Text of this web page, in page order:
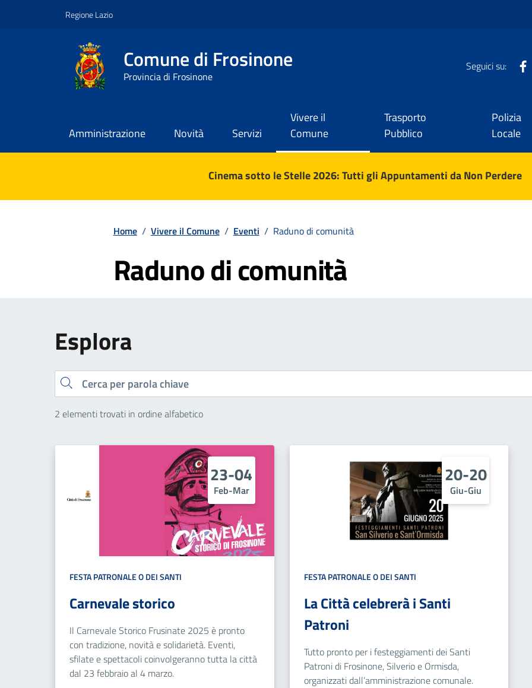
Regione Lazio
Comune di Frosinone
Provincia di Frosinone
Seguici su:
Amministrazione Novità Servizi
Vivere il
Comune
Trasporto
Pubblico
Polizia
Locale
Contenuti in evidenzaCinema sotto le Stelle 2026: Tutti gli Appuntamenti da Non Perdere
Home / Vivere il Comune / Eventi / Raduno di comunità
Raduno di comunità
Esplora
Cerca
2 elementi trovati in ordine alfabetico
23-04
Feb-Mar
FESTA PATRONALE O DEI SANTI
Carnevale storico
Il Carnevale Storico Frusinate 2025 è pronto
con tradizione, novità e solidarietà. Eventi,
sfilate e spettacoli coinvolgeranno tutta la città
dal 23 febbraio al 4 marzo.
20-20
Giu-Giu
FESTA PATRONALE O DEI SANTI
La Città celebrerà i Santi
Patroni
Tutto pronto per i festeggiamenti dei Santi
Patroni di Frosinone, Silverio e Ormisda,
organizzati dall’amministrazione comunale.